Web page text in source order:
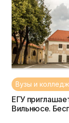
Вузы и
ЕГУ
Вильнюсе.